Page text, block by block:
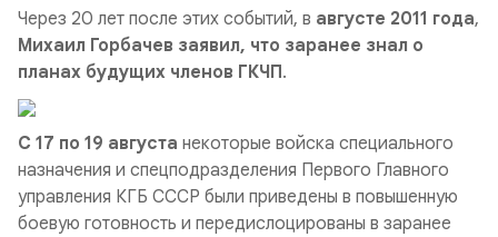
Через 20 лет после этих событий, в августе 2011 года,
Михаил Горбачев заявил, что заранее знал о
планах будущих членов ГКЧП.
C 17 по 19 августа некоторые войска специального
назначения и спецподразделения Первого Главного
управления КГБ СССР были приведены в повышенную
боевую готовность и передислоцированы в заранее